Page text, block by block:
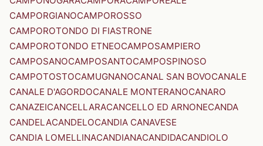
CAMPORGIANOCAMPOROSSO
CAMPOROTONDO DI FIASTRONE
CAMPOROTONDO ETNEOCAMPOSAMPIERO
CAMPOSANOCAMPOSANTOCAMPOSPINOSO
CAMPOTOSTOCAMUGNANOCANAL SAN BOVOCANALE
CANALE D'AGORDOCANALE MONTERANOCANARO
CANAZEICANCELLARACANCELLO ED ARNONECANDA
CANDELACANDELOCANDIA CANAVESE
CANDIA LOMELLINACANDIANACANDIDACANDIOLO